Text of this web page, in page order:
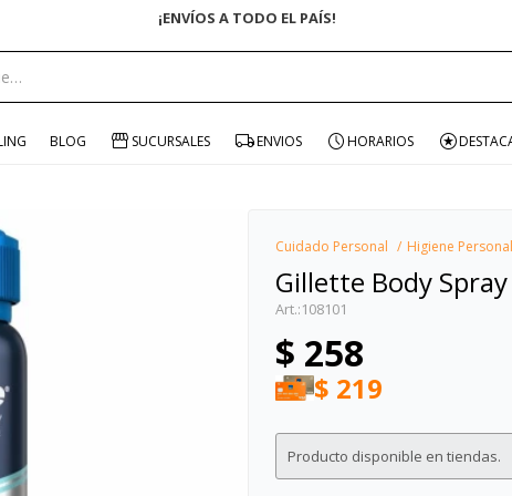
¡ENVÍOS A TODO EL PAÍS!
BLOG SUCURSALES ENVIOS HORARIOS
Cuidado Personal Higiene Personal
Gillette Body
108101
$ 258
$ 219
Producto disponible en tiendas.